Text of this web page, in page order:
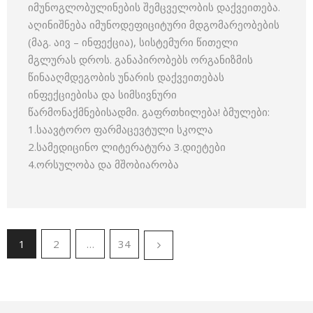
იმუნოგლობულინების შემცველობის დაქვეითება.
აღინიშნება იმუნოდეფიციტური მდგომარეობების
(მაგ. აივ – ინფექცია), სისტემური წითელი
მგლურას დროს. განაპირობებს ორგანიზმის
წინააღმდეგობის უნარის დაქვეითებას
ინფექციებისა და სიმსივნური
წარმონაქმნებისადმი. გაფრთხილება! ბმულები:
1.საავტორო ფარმაცევტული სკოლა
2.სამედიცინო ლიტერატურა 3.დიეტები
4.ორსულობა და მშობიარობა
1 2 … 34